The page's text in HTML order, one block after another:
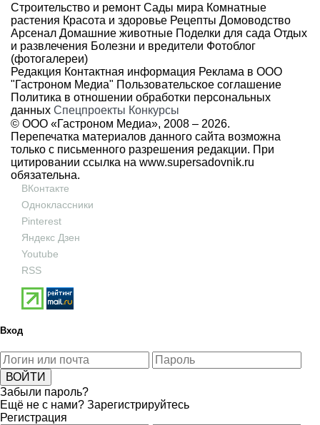
Строительство и ремонт Сады мира Комнатные
растения Красота и здоровье Рецепты Домоводство
Арсенал Домашние животные Поделки для сада Отдых
и развлечения Болезни и вредители Фотоблог
(фотогалереи)
Редакция Контактная информация Реклама в ООО
"Гастроном Медиа" Пользовательское соглашение
Политика в отношении обработки персональных
данных Спецпроекты Конкурсы
© ООО «Гастроном Медиа», 2008 – 2026.
Перепечатка материалов данного сайта возможна
только с письменного разрешения редакции. При
цитировании ссылка на www.supersadovnik.ru
обязательна.
ВКонтакте
Одноклассники
Pinterest
Яндекс Дзен
Youtube
RSS
Вход
Забыли пароль?
Ещё не с нами? Зарегистрируйтесь
Регистрация